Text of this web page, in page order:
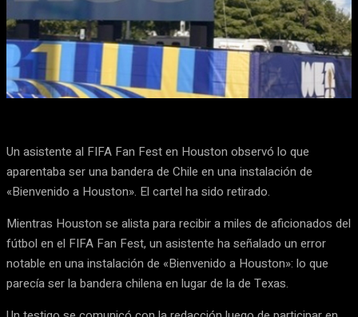
Facebook X Pinterest WhatsApp
Un asistente al FIFA Fan Fest en Houston observó lo que
aparentaba ser una bandera de Chile en una instalación de
«Bienvenido a Houston». El cartel ha sido retirado.
Mientras Houston se alista para recibir a miles de aficionados del
fútbol en el FIFA Fan Fest, un asistente ha señalado un error
notable en una instalación de «Bienvenido a Houston»: lo que
parecía ser la bandera chilena en lugar de la de Texas.